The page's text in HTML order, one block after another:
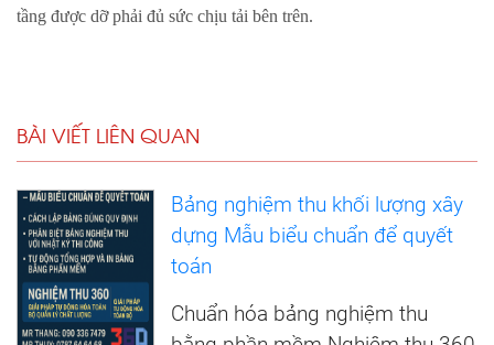
tầng được dỡ phải đủ sức chịu tải bên trên.
BÀI VIẾT LIÊN QUAN
Bảng nghiệm thu khối lượng xây
dựng Mẫu biểu chuẩn để quyết
toán
Chuẩn hóa bảng nghiệm thu